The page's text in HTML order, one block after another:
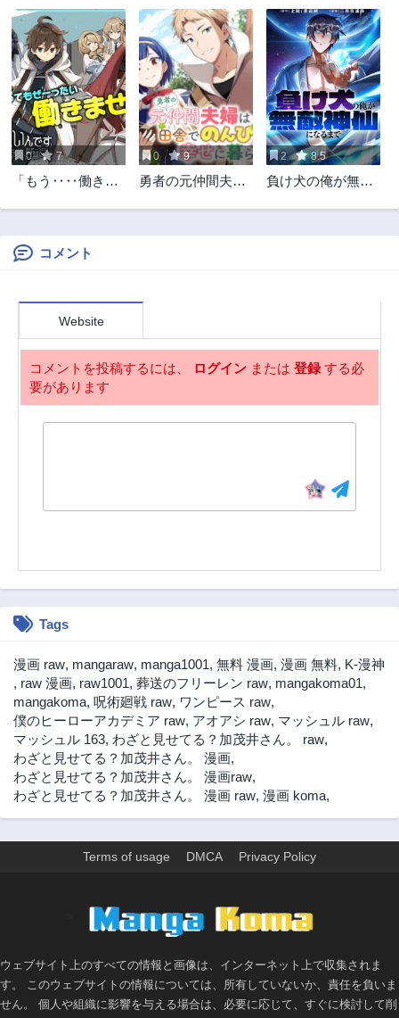
第78話
3ヶ月前
第77話
3ヶ月前
第76話
3ヶ月前
第75話
3ヶ月前
第74話
3ヶ月前
第73話
3ヶ月前
第72話
3ヶ月前
第71話
3ヶ月前
第70話 第69話
第68話
第65話
3ヶ月前
第63話
3ヶ月前
第62話
3ヶ月前
第61話
3ヶ月前 3ヶ月前
0 7
「もう‥‥働きた
やる。今更、待遇
を変えるからとお
ったい働きませ
0 9
勇者の元仲間夫婦
2 8.5
負け犬の俺が無敵
コメント
Website
コメントを投稿するには、 ログイン または 登録する必
要があります
Tags
漫画 raw, mangaraw, manga1001, 無料 漫画, 漫画 無料, K-漫神
, raw 漫画, raw1001, 葬送のフリーレン raw, mangakoma01,
mangakoma, 呪術廻戦 raw, ワンピース raw,
僕のヒーローアカデミア raw, アオアシ raw, マッシュル raw,
マッシュル 163, わざと見せてる？加茂井さん。 raw,
わざと見せてる？加茂井さん。 漫画,
わざと見せてる？加茂井さん。 漫画raw,
わざと見せてる？加茂井さん。 漫画 raw, 漫画 koma,
Terms of usage DMCA Privacy Policy
ウェブサイト上のすべての情報と画像は、インターネット上で収集されま
す。 このウェブサイトの情報については、所有していないか、責任を負いま
せん。 個人や組織に影響を与える場合は、必要に応じて、すぐに検討して削